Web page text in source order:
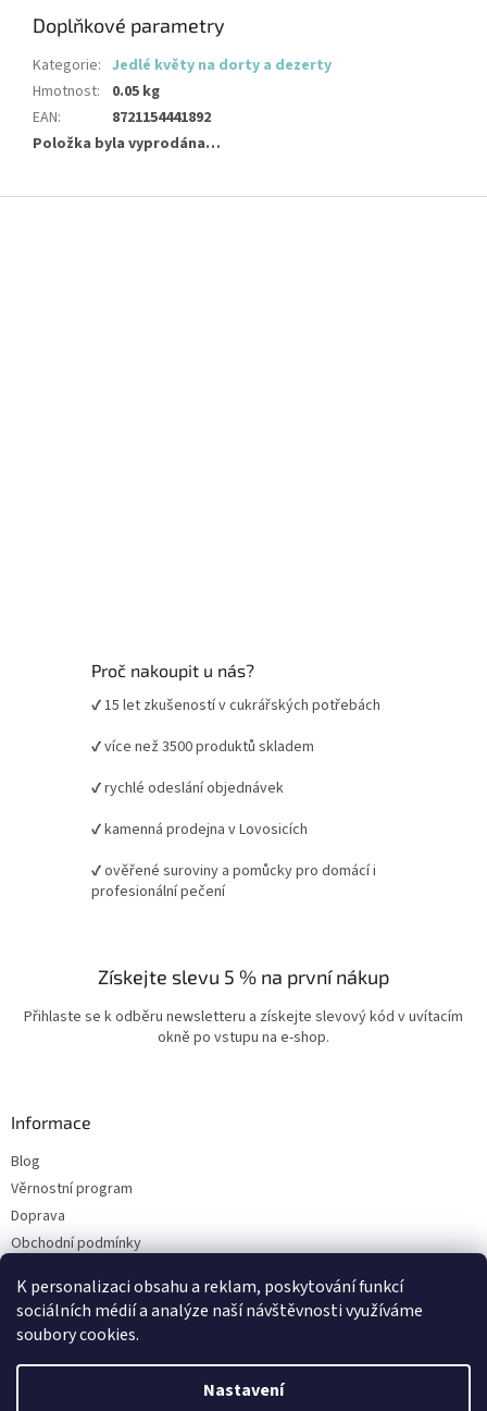
K personalizaci obsahu a reklam, poskytování funkcí
sociálních médií a analýze naší návštěvnosti využíváme
soubory cookies.
Nastavení
Doplňkové parametry
Kategorie: Jedlé květy na dorty a dezerty
Hmotnost:
0.05 kg
EAN:
8721154441892
Položka byla vyprodána…
Proč nakoupit u nás?
✔ 15 let zkušeností v cukrářských potřebách
✔ více než 3500 produktů skladem
✔ rychlé odeslání objednávek
✔ kamenná prodejna v Lovosicích
✔ ověřené suroviny a pomůcky pro domácí i
profesionální pečení
Získejte slevu 5 % na první nákup
Přihlaste se k odběru newsletteru a získejte slevový kód v uvítacím
okně po vstupu na e-shop.
Informace
Blog
Věrnostní program
Doprava
Obchodní podmínky
Kontakty
Vytvořil Shoptet